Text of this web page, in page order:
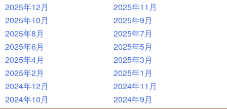
2025年12月
2025年11月
2025年10月
2025年9月
2025年8月
2025年7月
2025年6月
2025年5月
2025年4月
2025年3月
2025年2月
2025年1月
2024年12月
2024年11月
2024年10月
2024年9月